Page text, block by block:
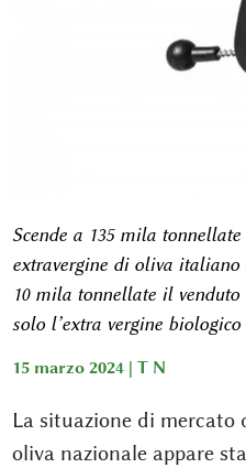
Scende a 135 mila
extravergine di oliva
10 mila tonnellate il venduto
solo l’extra vergine biologico
15 marzo 2024 | T N
La situazione di mercato
oliva nazionale appare